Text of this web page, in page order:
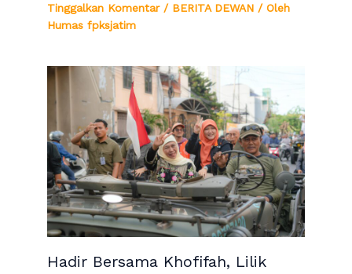
Tinggalkan Komentar / BERITA DEWAN / Oleh
Humas fpksjatim
Hadir Bersama Khofifah, Lilik